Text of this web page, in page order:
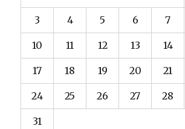
3 4 5 6 7
10 11 12 13 14
17 18 19 20 21
24 25 26 27 28
31